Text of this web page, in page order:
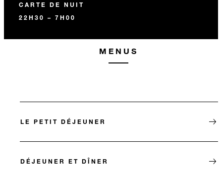
CARTE DE NUIT
22H30 – 7H00
MENUS
LE PETIT DÉJEUNER
DÉJEUNER ET DÎNER